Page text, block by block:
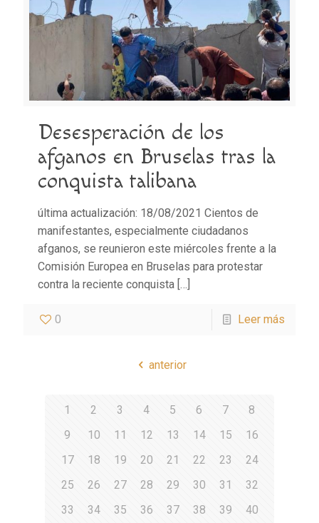
Desesperación de los
afganos en Bruselas tras la
conquista talibana
última actualización: 18/08/2021 Cientos de
manifestantes, especialmente ciudadanos
afganos, se reunieron este miércoles frente a la
Comisión Europea en Bruselas para protestar
contra la reciente conquista […]
0 Leer más
anterior
1 2 3 4 5 6 7
8
9
10 11 12 13 14 15
16
17
18 19 20 21 22 23
24
25
26 27 28 29 30 31
32
33
34 35 36 37 38 39
40